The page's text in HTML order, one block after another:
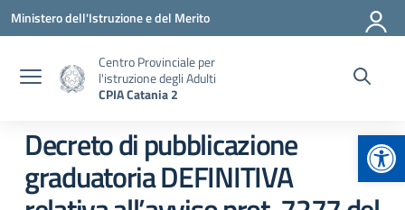
Vai ai contenuti
Vai al menu di navigazione
Vai al footer
Ministero dell'Istruzione e del Merito
Centro Provinciale per
l'istruzione degli Adulti
CPIA Catania 2
Decreto di pubblicazione
graduatoria DEFINITIVA